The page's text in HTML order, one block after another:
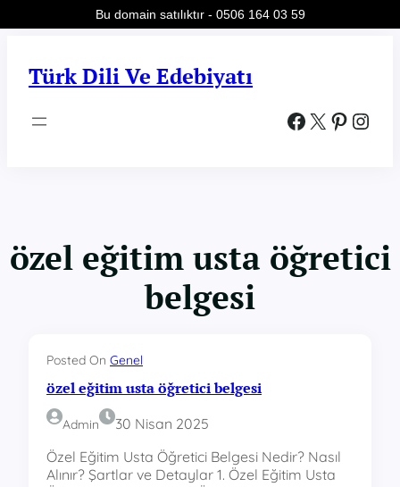
Türk Dili Ve Edebiyatı
Facebook X Pinterest Instagram
özel eğitim usta öğretici
belgesi
Posted On Genel
özel eğitim usta öğretici belgesi
Admin
30 Nisan 2025
Özel Eğitim Usta Öğretici Belgesi Nedir? Nasıl
Alınır? Şartlar ve Detaylar 1. Özel Eğitim Usta
Bu domain satılıktır - 0506 164 03 59